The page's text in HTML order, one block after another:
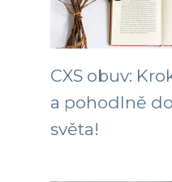
CXS obuv:
a pohodlně
světa!